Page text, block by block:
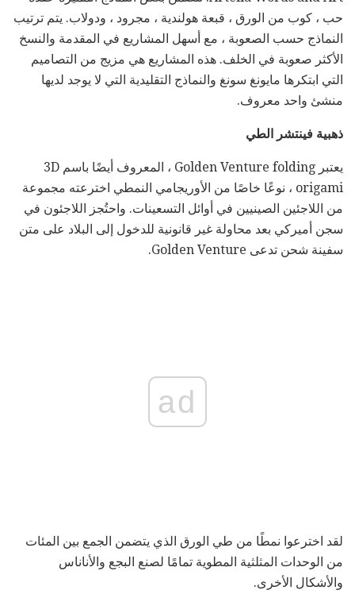
حب ، كوب من الورق ، قبعة هولندية ، مجرود ، ودولاب. يتم ترتيب
النماذج حسب الصعوبة ، مع أسهل المشاريع في المقدمة والنسخ
الأكثر صعوبة في الخلف. هذه المشاريع هي مزيج من التصاميم
التي ابتكرها مايونغ سونغ والنماذج التقليدية التي لا يوجد لديها
منشئ واحد معروف.
ذهبية فينتشر الطي
يعتبر Golden Venture folding ، المعروف أيضًا باسم 3D
origami ، نوعًا خاصًا من الأوريجامي النمطي اخترعته مجموعة
من اللاجئين الصينيين في أوائل التسعينات. واحتُجز اللاجئون في
سجن أميركي بعد محاولة غير قانونية للدخول إلى البلاد على متن
سفينة شحن تدعى Golden Venture.
ad
لقد اخترعوا نمطًا من طي الورق الذي يتضمن الجمع بين المئات
من الوحدات المثلثية المطوية تمامًا لصنع البجع والأناناس
والأشكال الأخرى.